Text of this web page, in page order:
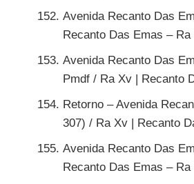
Avenida Recanto Das
Recanto Das Emas – Ra
Avenida Recanto Das
Pmdf / Ra Xv | Recanto
Retorno – Avenida
307) / Ra Xv | Recanto
Avenida Recanto Das
Recanto Das Emas – Ra